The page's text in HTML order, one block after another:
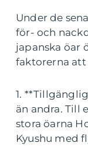
Under de
för- och
japanska öar
faktorerna att
1.
än andra. Till
stora öarna
Kyushu med